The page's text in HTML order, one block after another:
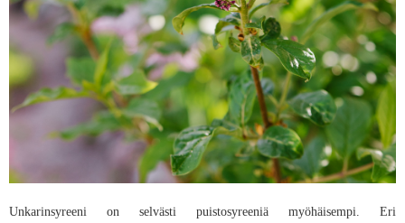
Unkarinsyreeni on selvästi puistosyreeniä myöhäisempi. Eri